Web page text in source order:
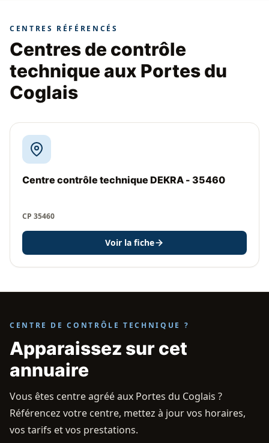
CENTRES RÉFÉRENCÉS
Centres de contrôle
technique aux Portes du
Coglais
Centre contrôle technique DEKRA - 35460
CP 35460
Voir la fiche
CENTRE DE CONTRÔLE TECHNIQUE ?
Apparaissez sur cet
annuaire
Vous êtes centre agréé aux Portes du Coglais ?
Référencez votre centre, mettez à jour vos horaires,
vos tarifs et vos prestations.